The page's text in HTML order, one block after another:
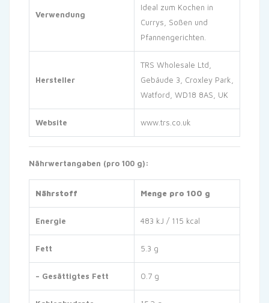
Verwendung
Ideal zum Kochen in
Currys, Soßen und
Pfannengerichten.
Hersteller
TRS Wholesale Ltd,
Gebäude 3, Croxley Park,
Watford, WD18 8AS, UK
Website www.trs.co.uk
Nährwertangaben (pro 100 g):
Nährstoff Menge pro 100 g
Energie 483 kJ / 115 kcal
Fett 5.3 g
– Gesättigtes Fett 0.7 g